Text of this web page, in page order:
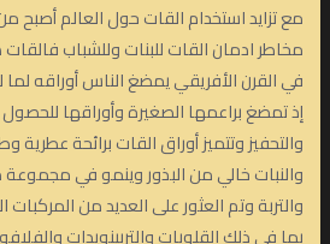
مع تزايد استخدام القات حول العالم أصبح
مخاطر ادمان القات للبنات وللشباب
في القرن الأفريقي يمضغ الناس أوراقه
إذ تمضغ براعمها الصغيرة وأوراقها
والتحفيز وتتميز أوراق القات برائحة عطرية
والنبات خالي من البذور وينمو في
والتربة وتم العثور على العديد من
بما في ذلك القلويات والتربينويدات